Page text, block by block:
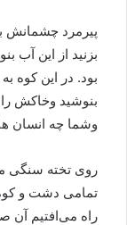
پیرمرد چشمانش
بزنید از این آب
بود. در این کوه
بنوشید وخاکش را
وشما چه انسان
روی تخته سنگی
تمامی دشت و
راه می‌افتیم